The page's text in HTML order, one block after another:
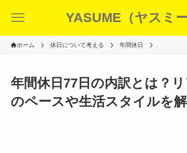
YASUME（ヤスミー
ホーム 休日について考える 年間休日
年間休日77日の内訳とは？
のペースや生活スタイルを